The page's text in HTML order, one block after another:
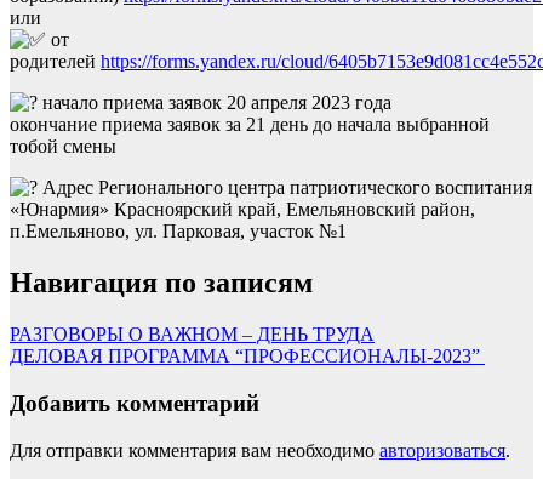
или
от
родителей https://forms.yandex.ru/cloud/
начало приема заявок 20 апреля 2023 года
окончание приема заявок за 21 день до начала выбранной
тобой смены
Адрес Регионального центра патриотического воспитания
«Юнармия» Красноярский край, Емельяновский район,
п.Емельяново, ул. Парковая, участок №1
Навигация по записям
РАЗГОВОРЫ О ВАЖНОМ – ДЕНЬ ТРУДА
ДЕЛОВАЯ ПРОГРАММА “ПРОФЕССИОНАЛЫ-2023”
Добавить комментарий
Для отправки комментария вам необходимо авторизоваться.